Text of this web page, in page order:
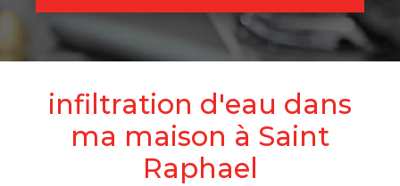
infiltration d'eau dans
ma maison à Saint
Raphael